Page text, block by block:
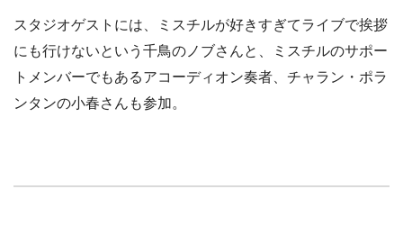
スタジオゲストには、ミスチルが好きすぎてライブで挨拶
にも行けないという 千鳥のノブさんと、ミスチルのサポー
トメンバーでもあるアコーディオン奏者、 チャラン・ポラ
ンタンの小春さん も参加。